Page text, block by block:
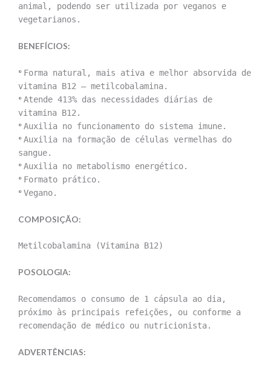
animal, podendo ser utilizada por veganos e
vegetarianos.
BENEFÍCIOS:
° Forma natural, mais ativa e melhor absorvida de
vitamina B12 – metilcobalamina.
°Atende 413% das necessidades diárias de
vitamina B12.
°Auxilia no funcionamento do sistema imune.
°Auxilia na formação de células vermelhas do
sangue.
°Auxilia no metabolismo energético.
° Formato prático.
°Vegano.
COMPOSIÇÃO:
Metilcobalamina (Vitamina B12)
POSOLOGIA:
Recomendamos o consumo de 1 cápsula ao dia,
próximo às principais refeições, ou conforme a
recomendação de médico ou nutricionista.
ADVERTÊNCIAS: